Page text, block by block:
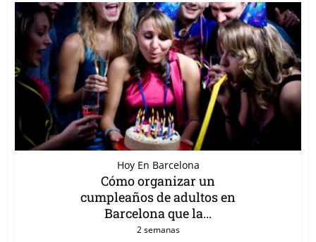
Hoy En Barcelona
Cómo organizar un
cumpleaños de adultos en
Barcelona que la...
2 semanas